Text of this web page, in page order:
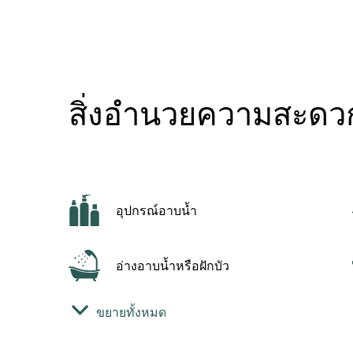
สิ่งอำนวยความสะด
อุปกรณ์อาบน้ำ
อ่างอาบน้ำหรือฝักบัว
ห้องอาบน้ำ
ขยายทั้งหมด